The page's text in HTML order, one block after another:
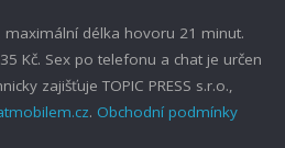
délka hovoru 21 minut.
Kč. Sex po telefonu a chat je určen
zajišťuje TOPIC PRESS s.r.o.,
. Obchodní podmínky